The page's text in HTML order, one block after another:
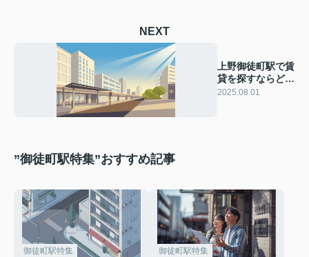
NEXT
上野御徒町駅で賃
貸を探すならどこ
が良い？一人暮ら
2025.08.01
”御徒町駅特集”おすすめ記事
御徒町駅特集 御徒町駅特集